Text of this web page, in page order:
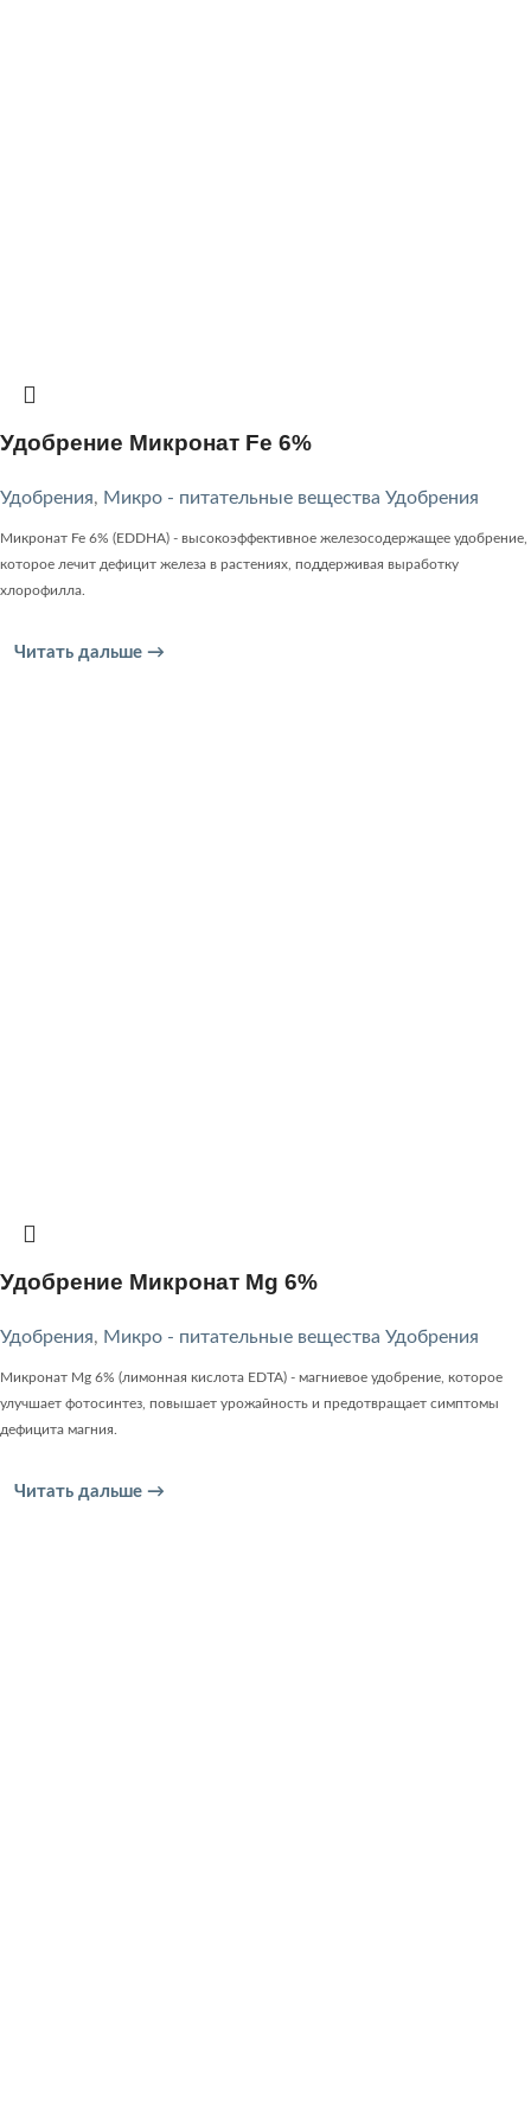
Удобрение Микронат Fe 6%
Удобрения, Микро - питательные вещества Удобрения
Микронат Fe 6% (EDDHA) - высокоэффективное железосодержащее удобрение,
которое лечит дефицит железа в растениях, поддерживая выработку
хлорофилла.
Читать дальше →
Удобрение Микронат Mg 6%
Удобрения, Микро - питательные вещества Удобрения
Микронат Mg 6% (лимонная кислота EDTA) - магниевое удобрение, которое
улучшает фотосинтез, повышает урожайность и предотвращает симптомы
дефицита магния.
Читать дальше →